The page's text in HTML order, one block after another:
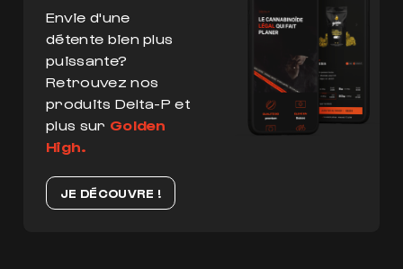
Envie d'une
détente bien plus
puissante?
Retrouvez nos
produits Delta-P et
plus sur Golden
High.
JE DÉCOUVRE !